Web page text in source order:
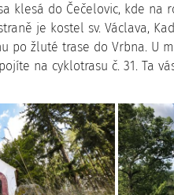
klesá do Čečelovic, kde na
je kostel sv. Václava,
po žluté trase do Vrbna. U
na cyklotrasu č. 31. Ta